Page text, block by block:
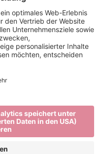
Förderungen